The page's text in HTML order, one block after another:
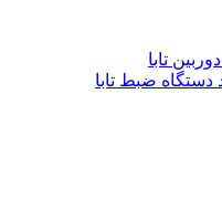
دوربین تابا
دستگاه ضبط تابا